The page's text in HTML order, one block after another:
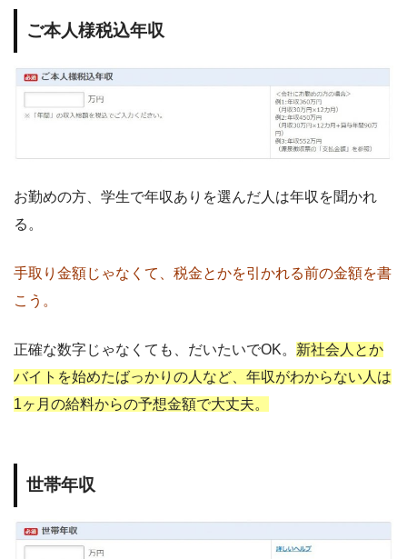
ご本人様税込年収
お勤めの方、学生で年収ありを選んだ人は年収を聞かれ
る。
手取り金額じゃなくて、税金とかを引かれる前の金額を書
こう。
正確な数字じゃなくても、だいたいでOK。 新社会人とか
バイトを始めたばっかりの人など、年収がわからない人は
1ヶ月の給料からの予想金額で大丈夫。
世帯年収